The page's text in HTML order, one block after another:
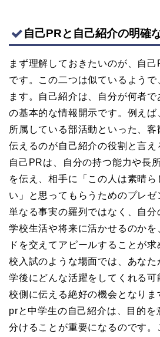
自己PRと自己紹介の明確
まず理解しておきたいのが、自
です。この二つは似ているようで
ます。自己紹介は、自分が何者
の基本的な情報開示です。例えば
所属している部活動といった、
伝えるのが自己紹介の役割と言
自己PRは、自分の持つ能力や長
を伝え、相手に「この人は素晴ら
い」と思ってもらうためのプレゼ
単なる事実の羅列ではなく、自分
学校生活や将来に活かせるのかを
ドを交えてアピールすることが
校入試のような場面では、あなた
学後にどんな活躍をしてくれる可
校側に伝える絶好の機会となりま
prと中学生の自己紹介は、目的を
分けることが重要になるのです。